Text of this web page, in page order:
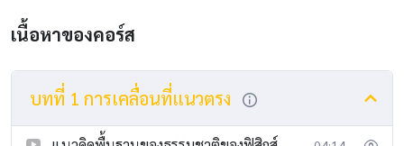
เนื้อหาของคอร์ส
บทที่ 1 การเคลื่อนที่แนวตรง